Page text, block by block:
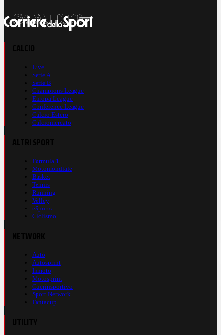
Live
Serie A
Serie B
Champions League
Europa League
Conference League
Calcio Estero
Calciomercato
Formula 1
Motomondiale
Basket
Tennis
Running
Volley
eSports
Ciclismo
Auto
Autosprint
Inmoto
Motosprint
Guerinsportivo
Sport Network
Fantacup